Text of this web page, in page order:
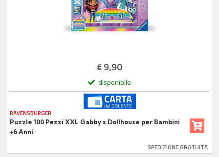
€9,90
disponibile
RAVENSBURGER
Puzzle 100 Pezzi XXL Gabby's Dollhouse per Bambini
+6 Anni
SPEDIZIONE GRATUITA